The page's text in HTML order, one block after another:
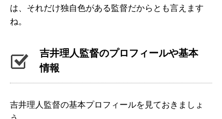
は、それだけ独自色がある監督だからとも言えます
ね。
吉井理人監督のプロフィールや基本
情報
吉井理人監督の基本プロフィールを見ておきましょ